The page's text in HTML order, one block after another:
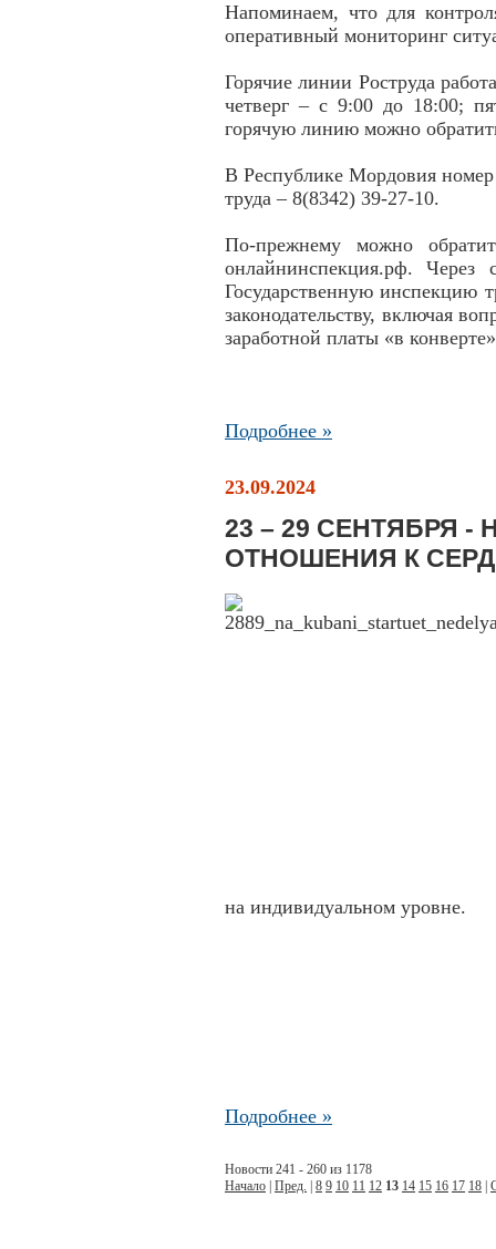
Напоминаем, что для
оперативный мониторинг
Горячие линии Роструда
четверг – с 9:00 до 18:00;
горячую линию можно
В Республике Мордовия
труда – 8(8342) 39-27-10.
По-прежнему можно
онлайнинспекция.рф.
Государственную инспекцию
законодательству, включая
заработной платы «в
Подробнее »
23.09.2024
23 – 29 СЕНТЯБРЯ
ОТНОШЕНИЯ К
на индивидуальном уровне.
Подробнее »
Новости 241 - 260 из 1178
Начало Пред. 8 9 10 11 12 13 14 15 16 17 18